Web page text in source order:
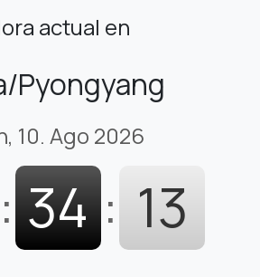
actual en
Pyongyang
10. Ago 2026
: 34 : 14